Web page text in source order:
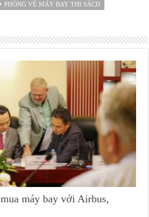
PHÒNG VÉ MÁY BAY THI SÁCH
máy bay với Airbus,